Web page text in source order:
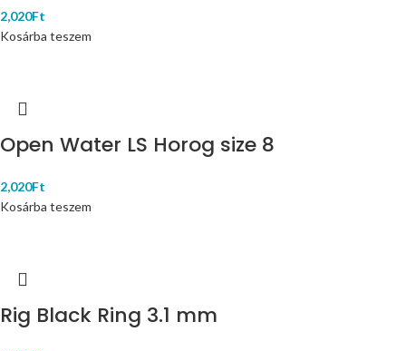
2,020Ft
Kosárba teszem
Open Water LS Horog size 8
2,020Ft
Kosárba teszem
Rig Black Ring 3.1 mm